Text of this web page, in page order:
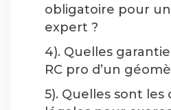
obligatoire pour
expert ?
4). Quelles
RC pro d’un
5). Quelles sont les